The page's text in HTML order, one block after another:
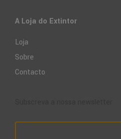
A Loja do Extintor
Loja
Sobre
Contacto